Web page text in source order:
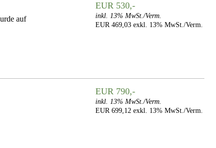
auf
EUR 530,-
inkl. 13% MwSt./Verm.
EUR 469,03 exkl. 13% MwSt./Verm.
EUR 790,-
inkl. 13% MwSt./Verm.
EUR 699,12 exkl. 13% MwSt./Verm.